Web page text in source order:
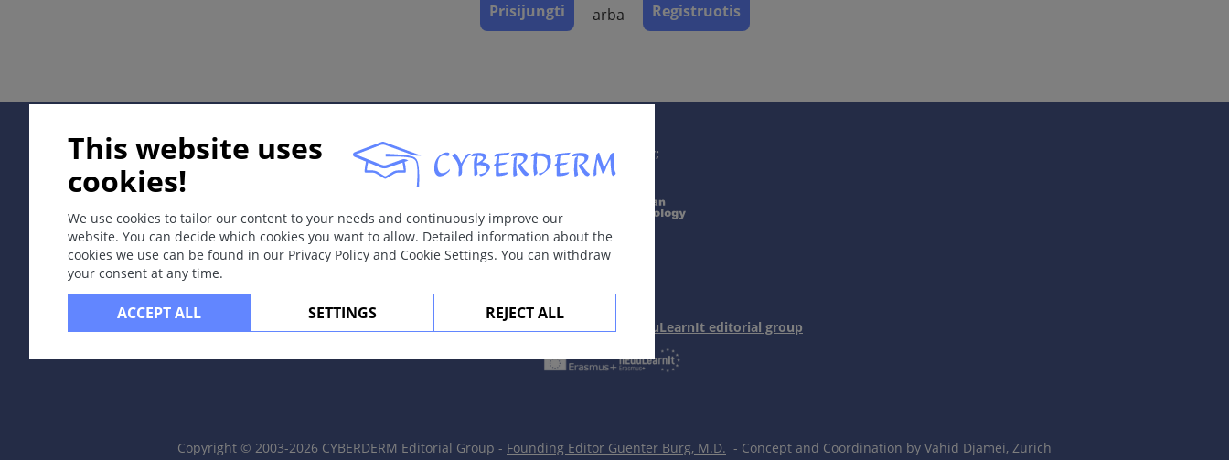
1F54.1
Apibrėžtis
Tai leišmanijų genties pirmuonių sukeliama parazitinė infekcija. Skiriamos keturios tipinės klinikinės formos (
Odos leišmaniozės paplitimas:
Pietų Europa, Rytų Azija, Afrika (L. major, L. tropica, L. aethiopica, L. infantum)
Centrinė Amerika, Brazilija, Bolivija (L. mexicana, L. brasiliensis)
Etiologija ir patogenezė
Sukėlėją perneša šikšnosparnių ir kitų laukinių gyvūnų moskitai (smėlinės muselės).
Prisijungti arba Registruotis
This website uses
cookies!
We use cookies to tailor our content to your needs and continuously improve our
website. You can decide which cookies you want to allow. Detailed information about the
cookies we use can be found in our Privacy Policy and Cookie Settings. You can withdraw
your consent at any time.
ACCEPT ALL SETTINGS REJECT ALL
Supported by;
In collaboration with Erasmus+ hEduLearnIt editorial group
Copyright © 2003-2026 CYBERDERM Editorial Group - Founding Editor Guenter Burg, M.D. - Concept and Coordination by Vahid Djamei, Zurich